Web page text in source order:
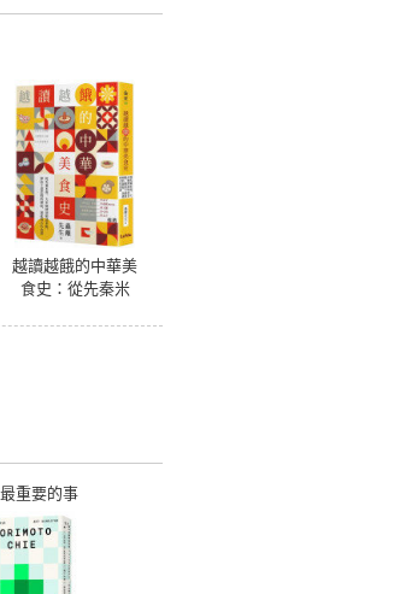
越讀越餓的中華美
食史：從先秦米
重要的事